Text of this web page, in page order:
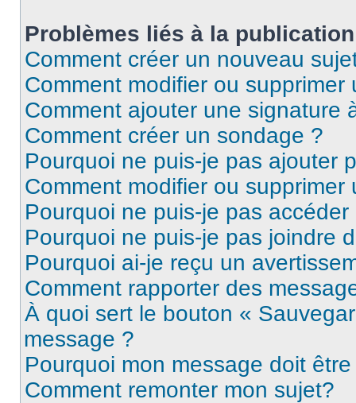
Problèmes liés à la
Comment créer un nouveau
Comment modifier ou supprimer
Comment ajouter une signature
Comment créer un sondage ?
Pourquoi ne puis-je pas ajouter
Comment modifier ou supprimer
Pourquoi ne puis-je pas
Pourquoi ne puis-je pas joindre
Pourquoi ai-je reçu un
Comment rapporter des
À quoi sert le bouton «
message ?
Pourquoi mon message doit
Comment remonter mon sujet?